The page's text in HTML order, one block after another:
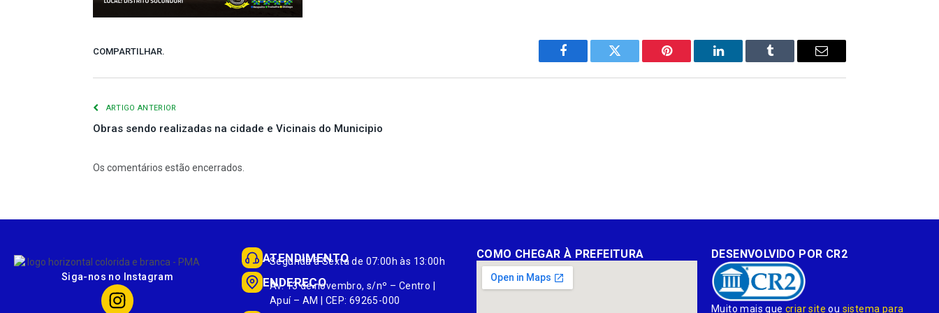
COMPARTILHAR.
Facebook Twitter Pinterest LinkedIn Tumblr
E-
ARTIGO ANTERIOR
Obras sendo realizadas na cidade e Vicinais do Municipio
Os comentários estão encerrados.
Siga-nos no Instagram
ATENDIMENTO
Segunda à Sexta de 07:00h às 13:00h
ENDEREÇO
Av. 13 de novembro, s/nº – Centro |
Apuí – AM | CEP: 69265-000
COMO CHEGAR À PREFEITURA DESENVOLVIDO POR CR2
Muito mais quecriar site ou sistema para